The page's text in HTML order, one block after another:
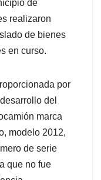
de
realizaron
de bienes
en curso.
por
del
marca
modelo 2012,
de serie
que no fue